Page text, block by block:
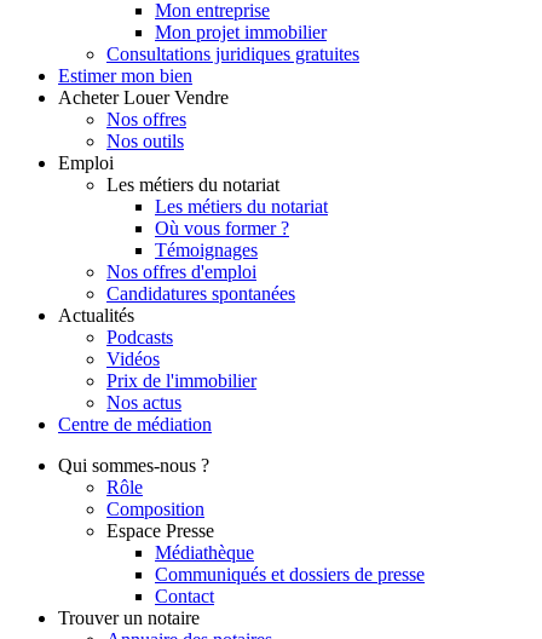
Mon entreprise
Mon projet immobilier
Consultations juridiques gratuites
Estimer mon bien
Acheter Louer Vendre
Nos offres
Nos outils
Emploi
Les métiers du notariat
Les métiers du notariat
Où vous former ?
Témoignages
Nos offres d'emploi
Candidatures spontanées
Actualités
Podcasts
Vidéos
Prix de l'immobilier
Nos actus
Centre de médiation
Qui sommes-nous ?
Rôle
Composition
Espace Presse
Médiathèque
Communiqués et dossiers de presse
Contact
Trouver un notaire